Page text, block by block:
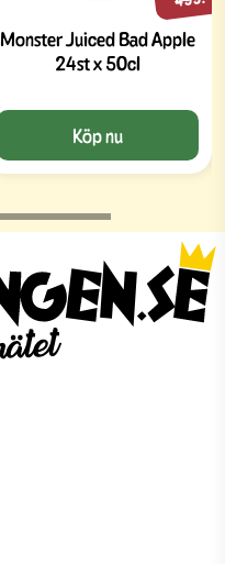
Monster Juiced Bad Apple
24st x 50cl
Köp nu